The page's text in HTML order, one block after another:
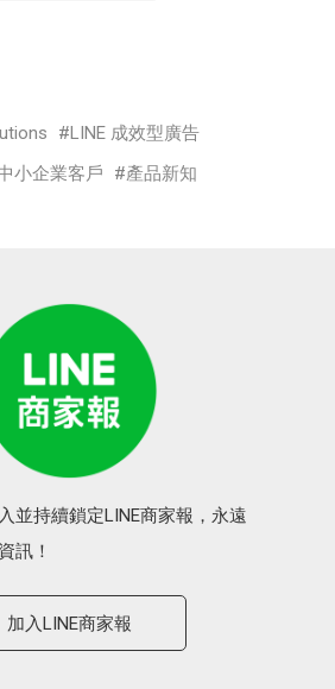
LINE 成效型廣告
小企業客戶 產品新知
並持續鎖定LINE商家報，永遠
訊！
加入LINE商家報